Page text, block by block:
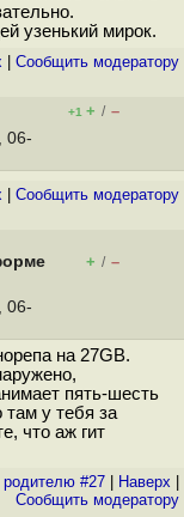
узенький мирок.
Cообщить модератору
+1 + / –
06-
Cообщить модератору
+ / –
06-
на 27GB.
пять-шесть
там у тебя за
что аж гит
родителю #27 Наверх
Cообщить модератору